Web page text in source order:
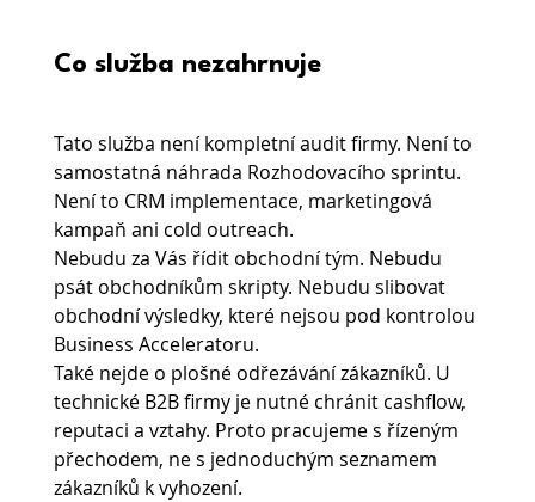
Co služba nezahrnuje
Tato služba není kompletní audit firmy. Není to
samostatná náhrada Rozhodovacího sprintu.
Není to CRM implementace, marketingová
kampaň ani cold outreach.
Nebudu za Vás řídit obchodní tým. Nebudu
psát obchodníkům skripty. Nebudu slibovat
obchodní výsledky, které nejsou pod kontrolou
Business Acceleratoru.
Také nejde o plošné odřezávání zákazníků. U
technické B2B firmy je nutné chránit cashflow,
reputaci a vztahy. Proto pracujeme s řízeným
přechodem, ne s jednoduchým seznamem
zákazníků k vyhození.